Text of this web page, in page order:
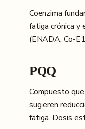
Coenzima
fatiga crónica y
(ENADA, Co-
PQQ
Compuesto
sugieren
fatiga. Dosis